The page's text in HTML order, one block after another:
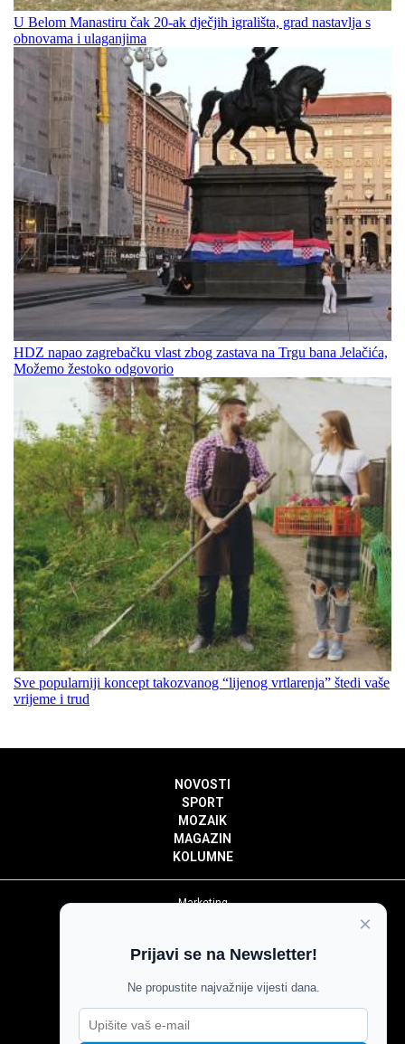
U Belom Manastiru čak 20-ak dječjih igrališta, grad nastavlja s
obnovama i ulaganjima
HDZ napao zagrebačku vlast zbog zastava na Trgu bana Jelačića,
Možemo žestoko odgovorio
Sve popularniji koncept takozvanog “lijenog vrtlarenja” štedi vaše
vrijeme i trud
NOVOSTI
SPORT
MOZAIK
MAGAZIN
KOLUMNE
Marketing
Impressum
Pravila komentiranja
Agroglas
×
Prijavi se na Newsletter!
Ne propustite najvažnije vijesti dana.